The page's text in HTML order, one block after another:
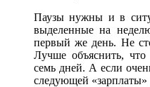
Паузы нужны и в
выделенные на
первый же день. Не
Лучше объяснить,
семь дней. А если
следующей «зарплаты»